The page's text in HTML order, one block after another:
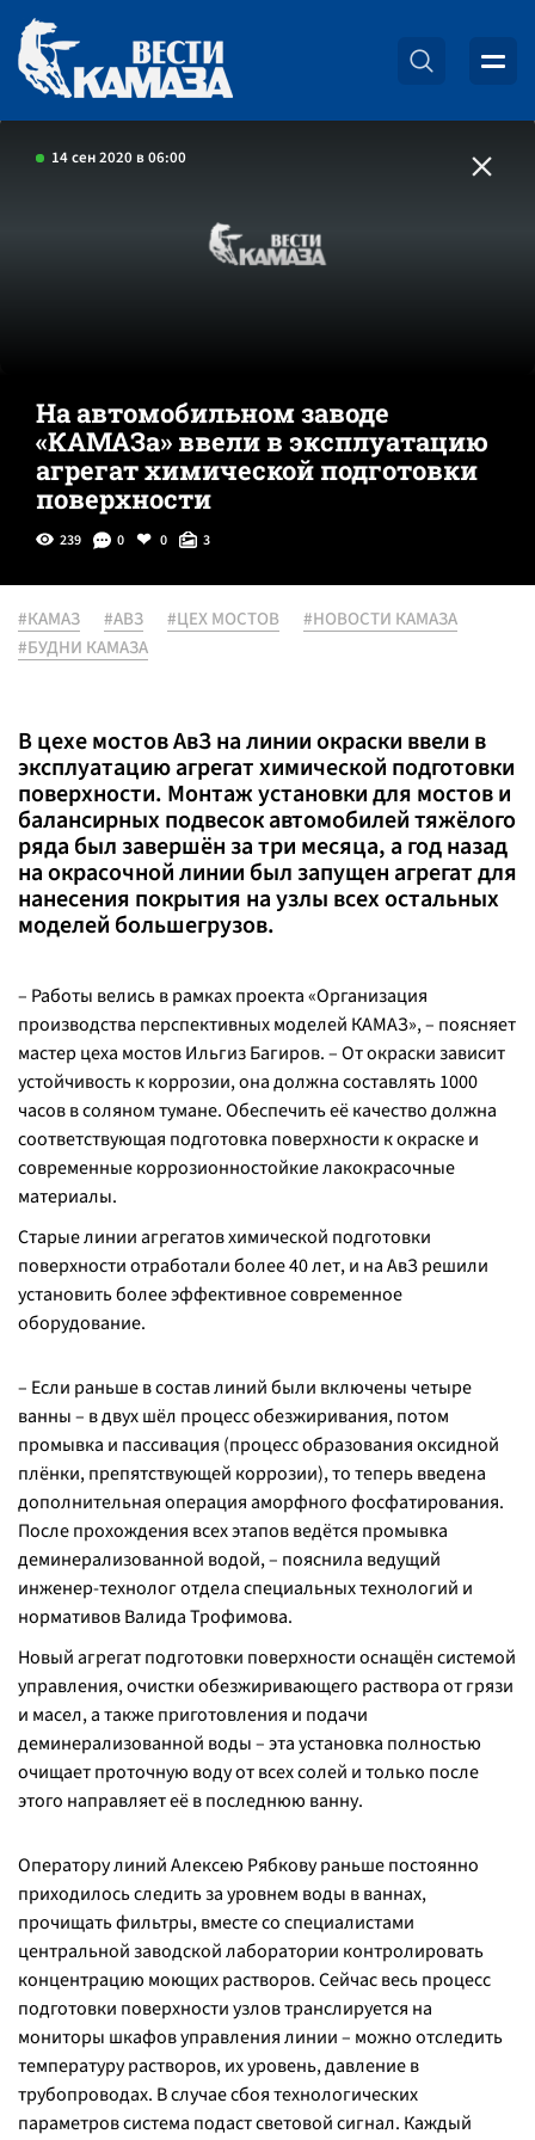
14 сен 2020 в 06:00
На автомобильном заводе
«КАМАЗа» ввели в эксплуатацию
агрегат химической подготовки
поверхности
239 0 0 3
#КАМАЗ #АВЗ #ЦЕХ МОСТОВ
#НОВОСТИ КАМАЗА
#БУДНИ КАМАЗА
В цехе мостов АвЗ на линии окраски ввели в
эксплуатацию агрегат химической подготовки
поверхности. Монтаж установки для мостов и
балансирных подвесок автомобилей тяжёлого
ряда был завершён за три месяца, а год назад
на окрасочной линии был запущен агрегат для
нанесения покрытия на узлы всех остальных
моделей большегрузов.
– Работы велись в рамках проекта «Организация
производства перспективных моделей КАМАЗ», – поясняет
мастер цеха мостов Ильгиз Багиров. – От окраски зависит
устойчивость к коррозии, она должна составлять 1000
часов в соляном тумане. Обеспечить её качество должна
соответствующая подготовка поверхности к окраске и
современные коррозионностойкие лакокрасочные
материалы.
Старые линии агрегатов химической подготовки
поверхности отработали более 40 лет, и на АвЗ решили
установить более эффективное современное
оборудование.
– Если раньше в состав линий были включены четыре
ванны – в двух шёл процесс обезжиривания, потом
промывка и пассивация (процесс образования оксидной
плёнки, препятствующей коррозии), то теперь введена
дополнительная операция аморфного фосфатирования.
После прохождения всех этапов ведётся промывка
деминерализованной водой, – пояснила ведущий
инженер-технолог отдела специальных технологий и
нормативов Валида Трофимова.
Новый агрегат подготовки поверхности оснащён системой
управления, очистки обезжиривающего раствора от грязи
и масел, а также приготовления и подачи
деминерализованной воды – эта установка полностью
очищает проточную воду от всех солей и только после
этого направляет её в последнюю ванну.
Оператору линий Алексею Рябкову раньше постоянно
приходилось следить за уровнем воды в ваннах,
прочищать фильтры, вместе со специалистами
центральной заводской лаборатории контролировать
концентрацию моющих растворов. Сейчас весь процесс
подготовки поверхности узлов транслируется на
мониторы шкафов управления линии – можно отследить
температуру растворов, их уровень, давление в
трубопроводах. В случае сбоя технологических
параметров система подаст световой сигнал. Каждый